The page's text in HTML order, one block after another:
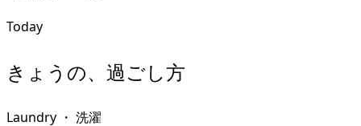
Today
きょうの、過ごし方
Laundry ・ 洗濯